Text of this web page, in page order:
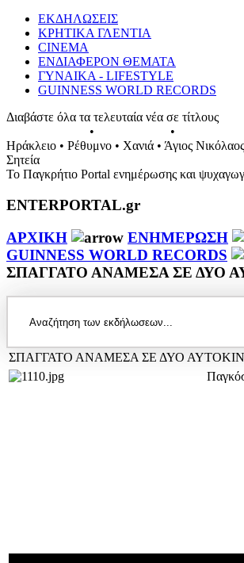
ΕΚΔΗΛΩΣΕΙΣ
ΚΡΗΤΙΚΑ ΓΛΕΝΤΙΑ
CINEMA
ΕΝΔΙΑΦΕΡΟΝ ΘΕΜΑΤΑ
ΓΥΝΑΙΚΑ - LIFESTYLE
GUINNESS WORLD RECORDS
Διαβάστε όλα τα τελευταία νέα σε τίτλους
• •
Ηράκλειο • Ρέθυμνο • Χανιά • Άγιος
Σητεία
Το Παγκρήτιο Portal ενημέρωσης και
ENTERPORTAL.gr
ΑΡΧΙΚΗ
ΕΝΗΜΕΡΩΣΗ
GUINNESS WORLD RECORDS
ΣΠΑΓΓΑΤΟ ΑΝΑΜΕΣΑ ΣΕ ΔΥΟ
ΣΠΑΓΓΑΤΟ ΑΝΑΜΕΣΑ ΣΕ ΔΥΟ